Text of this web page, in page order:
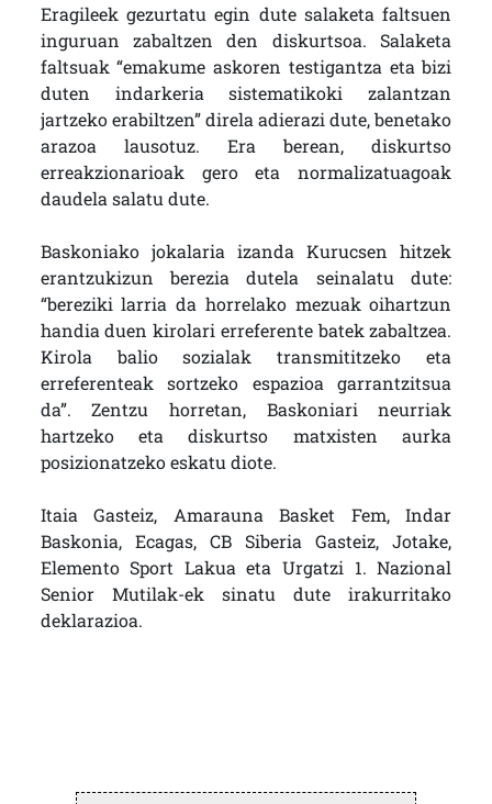
Eragileek gezurtatu egin dute salaketa faltsuen
inguruan zabaltzen den diskurtsoa. Salaketa
faltsuak “emakume askoren testigantza eta bizi
duten indarkeria sistematikoki zalantzan
jartzeko erabiltzen” direla adierazi dute, benetako
arazoa lausotuz. Era berean, diskurtso
erreakzionarioak gero eta normalizatuagoak
daudela salatu dute.
Baskoniako jokalaria izanda Kurucsen hitzek
erantzukizun berezia dutela seinalatu dute:
“bereziki larria da horrelako mezuak oihartzun
handia duen kirolari erreferente batek zabaltzea.
Kirola balio sozialak transmititzeko eta
erreferenteak sortzeko espazioa garrantzitsua
da”. Zentzu horretan, Baskoniari neurriak
hartzeko eta diskurtso matxisten aurka
posizionatzeko eskatu diote.
Itaia Gasteiz, Amarauna Basket Fem, Indar
Baskonia, Ecagas, CB Siberia Gasteiz, Jotake,
Elemento Sport Lakua eta Urgatzi 1. Nazional
Senior Mutilak-ek sinatu dute irakurritako
deklarazioa.